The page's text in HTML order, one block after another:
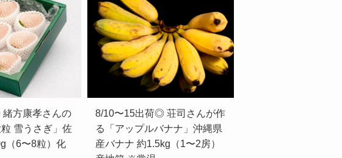
方康孝さんの
雪うさぎ」佐
（6〜8粒）化
8/10〜15出荷◎ 荘司さんが作
る「アップルバナナ」沖縄県
産バナナ 約1.5kg（1〜2房）